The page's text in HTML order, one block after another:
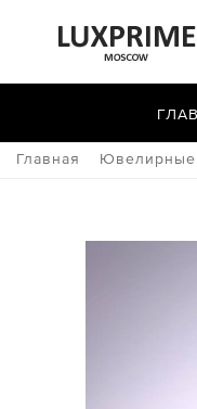
Главная Ювелирные